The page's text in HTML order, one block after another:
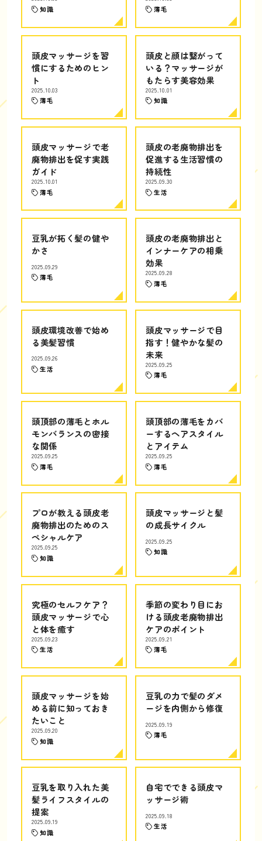
知識 薄毛
頭皮マッサージを習
慣にするためのヒン
ト
2025.10.03
薄毛
頭皮と顔は繋がって
いる？マッサージが
もたらす美容効果
2025.10.01
知識
頭皮マッサージで老
廃物排出を促す実践
ガイド
2025.10.01
薄毛
頭皮の老廃物排出を
促進する生活習慣の
持続性
2025.09.30
生活
豆乳が拓く髪の健や
かさ
2025.09.29
薄毛
頭皮の老廃物排出と
インナーケアの相乗
効果
2025.09.28
薄毛
頭皮環境改善で始め
る美髪習慣
2025.09.26
生活
頭皮マッサージで目
指す！健やかな髪の
未来
2025.09.25
薄毛
頭頂部の薄毛とホル
モンバランスの密接
な関係
2025.09.25
薄毛
頭頂部の薄毛をカバ
ーするヘアスタイル
とアイテム
2025.09.25
薄毛
プロが教える頭皮老
廃物排出のためのス
ペシャルケア
2025.09.25
知識
頭皮マッサージと髪
の成長サイクル
2025.09.25
知識
究極のセルフケア？
頭皮マッサージで心
と体を癒す
2025.09.23
生活
季節の変わり目にお
ける頭皮老廃物排出
ケアのポイント
2025.09.21
薄毛
頭皮マッサージを始
める前に知っておき
たいこと
2025.09.20
知識
豆乳の力で髪のダメ
ージを内側から修復
2025.09.19
薄毛
豆乳を取り入れた美
髪ライフスタイルの
提案
2025.09.19
知識
自宅でできる頭皮マ
ッサージ術
2025.09.18
生活